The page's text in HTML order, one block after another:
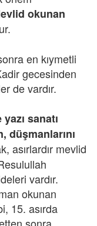
okunan
en kıymetli
gecesinden
de vardır.
sanatı
düşmanlarını
asırlardır mevlid
vardır.
okunan
15. asırda